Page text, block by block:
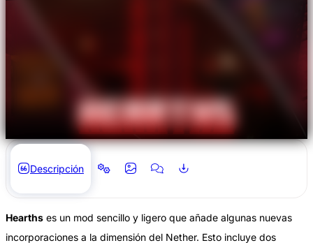
Descripción
Hearths es un mod sencillo y ligero que añade algunas nuevas
incorporaciones a la dimensión del Nether. Esto incluye dos